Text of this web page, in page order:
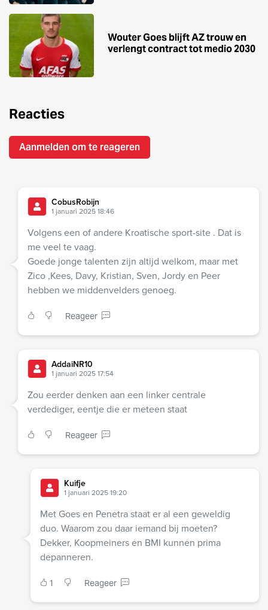
Wouter Goes blijft AZ trouw en
verlengt contract tot medio 2030
Reacties
Aanmelden om te reageren
CobusRobijn
1 januari 2025 18:46
Volgens een of andere Kroatische sport-site . Dat is
me veel te vaag.
Goede jonge talenten zijn altijd welkom, maar met
Zico ,Kees, Davy, Kristian, Sven, Jordy en Peer
hebben we middenvelders genoeg.
Reageer
AddaiNR10
1 januari 2025 17:54
Zou eerder denken aan een linker centrale
verdediger, eentje die er meteen staat
Reageer
Kuifje
1 januari 2025 19:20
Met Goes en Penetra staat er al een geweldig
duo. Waarom zou daar iemand bij moeten?
Dekker, Koopmeiners en BMI kunnen prima
depanneren.
1 Reageer